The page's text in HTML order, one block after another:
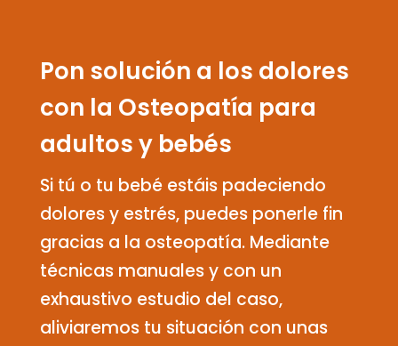
Pon solución a los dolores
con la Osteopatía para
adultos y bebés
Si tú o tu bebé estáis padeciendo
dolores y estrés, puedes ponerle fin
gracias a la osteopatía. Mediante
técnicas manuales y con un
exhaustivo estudio del caso,
aliviaremos tu situación con unas